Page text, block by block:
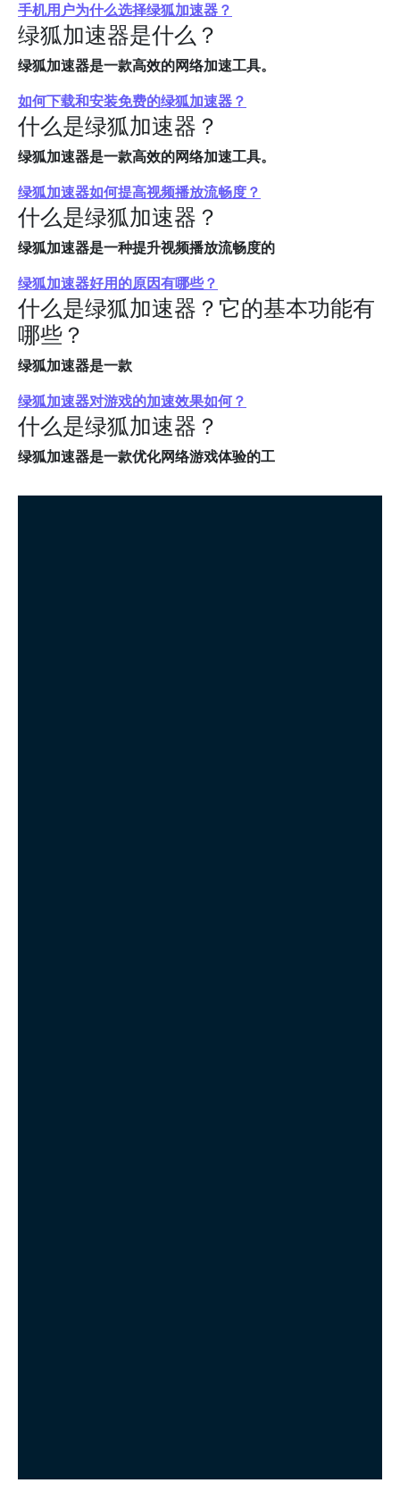
手机用户为什么选择绿狐加速器？
绿狐加速器是什么？
绿狐加速器是一款高效的网络加速工具。
如何下载和安装免费的绿狐加速器？
什么是绿狐加速器？
绿狐加速器是一款高效的网络加速工具。
绿狐加速器如何提高视频播放流畅度？
什么是绿狐加速器？
绿狐加速器是一种提升视频播放流畅度的
绿狐加速器好用的原因有哪些？
什么是绿狐加速器？它的基本功能有
哪些？
绿狐加速器是一款
绿狐加速器对游戏的加速效果如何？
什么是绿狐加速器？
绿狐加速器是一款优化网络游戏体验的工